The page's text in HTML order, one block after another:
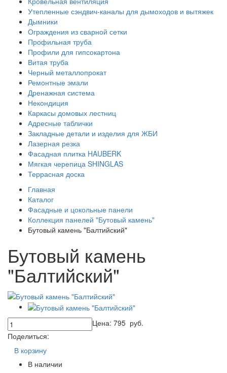
Утепленные сэндвич-каналы для дымоходов и вытяжек
Дымники
Ограждения из сварной сетки
Профильная труба
Профили для гипсокартона
Витая труба
Черный металлопрокат
Ремонтные эмали
Дренажная система
Некондиция
Каркасы домовых лестниц
Адресные таблички
Закладные детали и изделия для ЖБИ
Лазерная резка
Фасадная плитка HAUBERK
Мягкая черепица SHINGLAS
Террасная доска
Главная
Каталог
Фасадные и цокольные панели
Коллекция панелей "Бутовый камень"
Бутовый камень "Балтийский"
Бутовый камень
"Балтийский"
Цена: 795 руб.
Поделиться:
В корзину
В наличии